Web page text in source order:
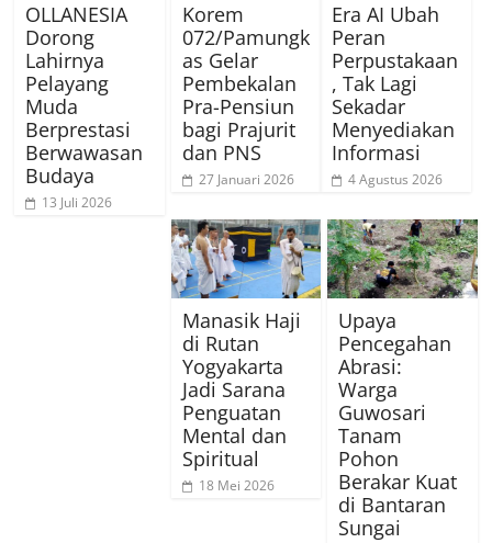
OLLANESIA
Dorong
Lahirnya
Pelayang
Muda
Berprestasi
Berwawasan
Budaya
13 Juli 2026
Korem
072/Pamungk
as Gelar
Pembekalan
Pra-Pensiun
bagi Prajurit
dan PNS
27 Januari 2026
Era AI Ubah
Peran
Perpustakaan
, Tak Lagi
Sekadar
Menyediakan
Informasi
4 Agustus 2026
Manasik Haji
di Rutan
Yogyakarta
Jadi Sarana
Penguatan
Mental dan
Spiritual
18 Mei 2026
Upaya
Pencegahan
Abrasi:
Warga
Guwosari
Tanam
Pohon
Berakar Kuat
di Bantaran
Sungai